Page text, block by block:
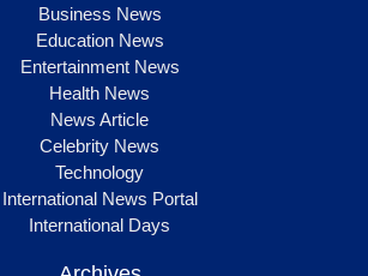
Business News
Education News
Entertainment News
Health News
News Article
Celebrity News
Technology
International News Portal
International Days